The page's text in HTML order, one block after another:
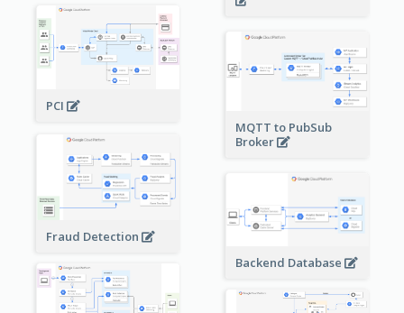
PCI
MQTT to PubSub
Broker
Fraud Detection
Backend Database